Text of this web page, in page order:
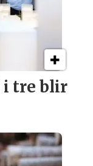
i tre blir